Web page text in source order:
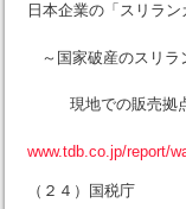
日本企業の「スリラ
～国家破産のスリラ
現地での販売拠点
www.tdb.co.jp/report/
（２４）国税庁